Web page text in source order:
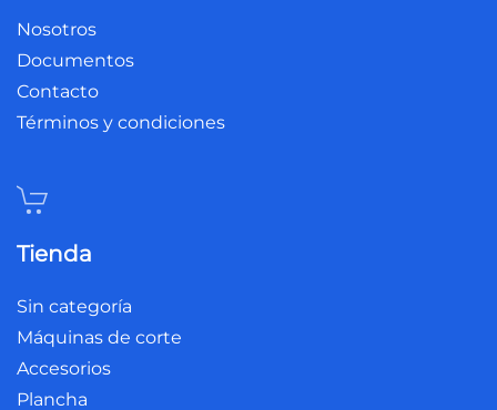
Nosotros
Documentos
Contacto
Términos y condiciones
Tienda
Sin categoría
Máquinas de corte
Accesorios
Plancha